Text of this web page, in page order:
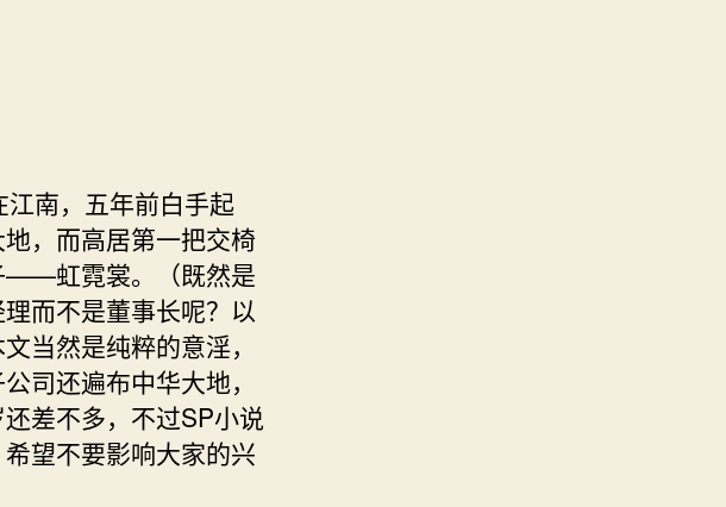
南，五年前白手起
，而高居第一把交椅
——虹霓裳。（既然是
而不是董事长呢？以
当然是纯粹的意淫，
司还遍布中华大地，
差不多，不过SP小说
望不要影响大家的兴